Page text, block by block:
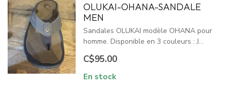
OLUKAI-OHANA-SANDALE
MEN
Sandales OLUKAI modèle OHANA pour
homme. Disponible en 3 couleurs : J...
C$95.00
En stock